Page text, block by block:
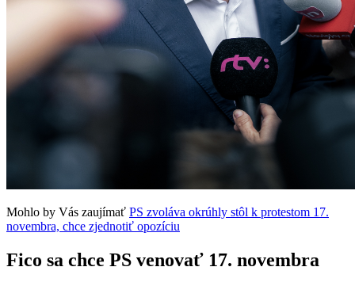
Mohlo by Vás zaujímať PS zvoláva okrúhly stôl k protestom 17.
novembra, chce zjednotiť opozíciu
Fico sa chce PS venovať 17. novembra